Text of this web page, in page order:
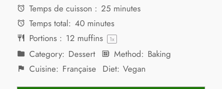
Temps de cuisson : 25 minutes
Temps total: 40 minutes
Portions : 12 muffins 1x
Category: Dessert Method: Baking
Cuisine: Française Diet: Vegan